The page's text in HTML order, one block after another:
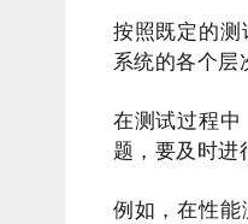
按照既定的
系统的各个层
在测试过程
题，要及时进
例如，在性